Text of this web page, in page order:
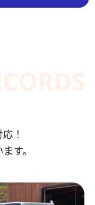
！
す。